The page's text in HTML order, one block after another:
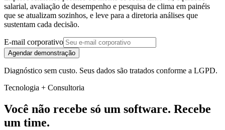
salarial, avaliação de desempenho e pesquisa de clima em painéis
que se atualizam sozinhos, e leve para a diretoria análises que
sustentam cada decisão.
E-mail corporativo
Agendar demonstração
Diagnóstico sem custo. Seus dados são tratados conforme a LGPD.
Tecnologia + Consultoria
Você não recebe só um software. Recebe
um time.